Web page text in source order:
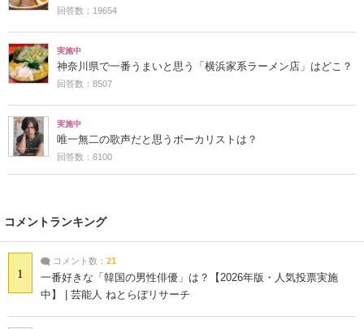
回答数：19654
実施中
神奈川県で一番うまいと思う「横浜家系ラーメン店」はどこ？
回答数：8507
実施中
唯一無二の歌声だと思うボーカリストは？
回答数：8100
コメントランキング
1
コメント数： 21
一番好きな「韓国の男性俳優」は？【2026年版・人気投票実施
中】 | 芸能人 ねとらぼリサーチ